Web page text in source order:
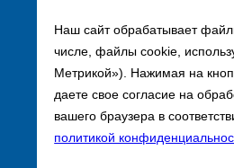
Наш сайт обрабатывает
числе, файлы cookie,
Метрикой»). Нажимая на
даете свое согласие на
вашего браузера в
политикой
Заказать